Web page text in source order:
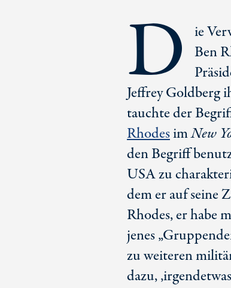
D ie
Ben
Jeffrey Goldberg
tauchte der
RhodesimNew
den Begriff
USA zu
dem er auf seine
Rhodes, er habe
jenes
zu weiteren
dazu,